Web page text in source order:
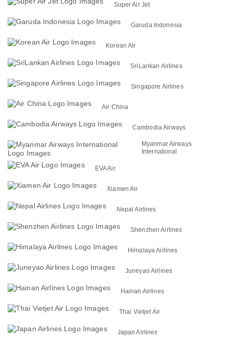
Super Air Jet
Garuda Indonesia
Korean Air
SriLankan Airlines
Singapore Airlines
Air China
Cambodia Airways
Myanmar Airways
International
EVA Air
Xiamen Air
Nepal Airlines
Shenzhen Airlines
Himalaya Airlines
Juneyao Airlines
Hainan Airlines
Thai Vietjet Air
Japan Airlines